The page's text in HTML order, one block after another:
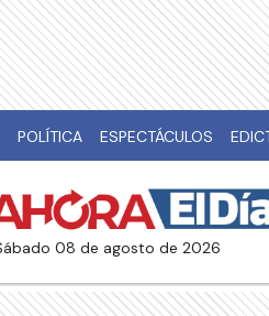
POLÍTICA ESPECTÁCULOS
sábado 08 de agosto de 2026